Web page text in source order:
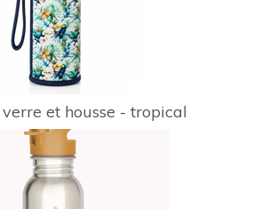
et housse - tropical